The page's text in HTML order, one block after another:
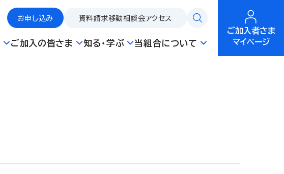
お申し込み 資料請求移動相談会アクセス
ご加入の皆さま 知る・学ぶ 当組合について
ご加入者さま
マイページ